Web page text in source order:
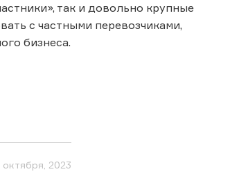
так и довольно крупные
с частными перевозчиками,
бизнеса.
октября, 2023